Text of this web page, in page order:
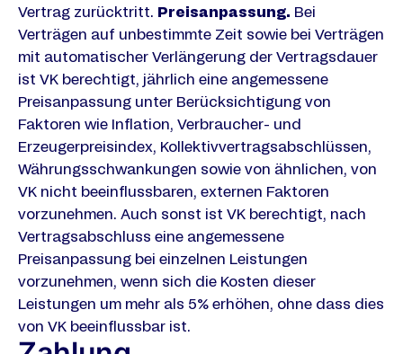
Vertrag zurücktritt. Preisanpassung. Bei
Verträgen auf unbestimmte Zeit sowie bei Verträgen
mit automatischer Verlängerung der Vertragsdauer
ist VK berechtigt, jährlich eine angemessene
Preisanpassung unter Berücksichtigung von
Faktoren wie Inflation, Verbraucher- und
Erzeugerpreisindex, Kollektivvertragsabschlüssen,
Währungsschwankungen sowie von ähnlichen, von
VK nicht beeinflussbaren, externen Faktoren
vorzunehmen. Auch sonst ist VK berechtigt, nach
Vertragsabschluss eine angemessene
Preisanpassung bei einzelnen Leistungen
vorzunehmen, wenn sich die Kosten dieser
Leistungen um mehr als 5% erhöhen, ohne dass dies
von VK beeinflussbar ist.